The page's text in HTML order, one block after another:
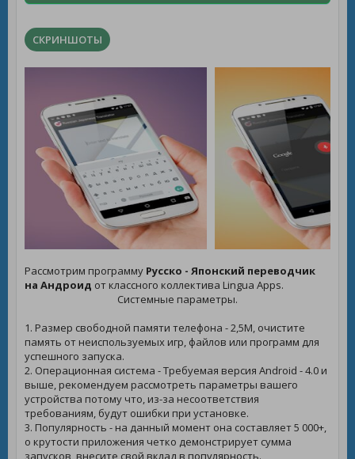
СКРИНШОТЫ
Рассмотрим программу Русско - Японский переводчик
на Андроид от классного коллектива Lingua Apps.
Системные параметры.
1. Размер свободной памяти телефона - 2,5M, очистите
память от неиспользуемых игр, файлов или программ для
успешного запуска.
2. Операционная система - Требуемая версия Android - 4.0 и
выше, рекомендуем рассмотреть параметры вашего
устройства потому что, из-за несоответствия
требованиям, будут ошибки при установке.
3. Популярность - на данный момент она составляет 5 000+,
о крутости приложения четко демонстрирует сумма
запусков, внесите свой вклад в популярность.